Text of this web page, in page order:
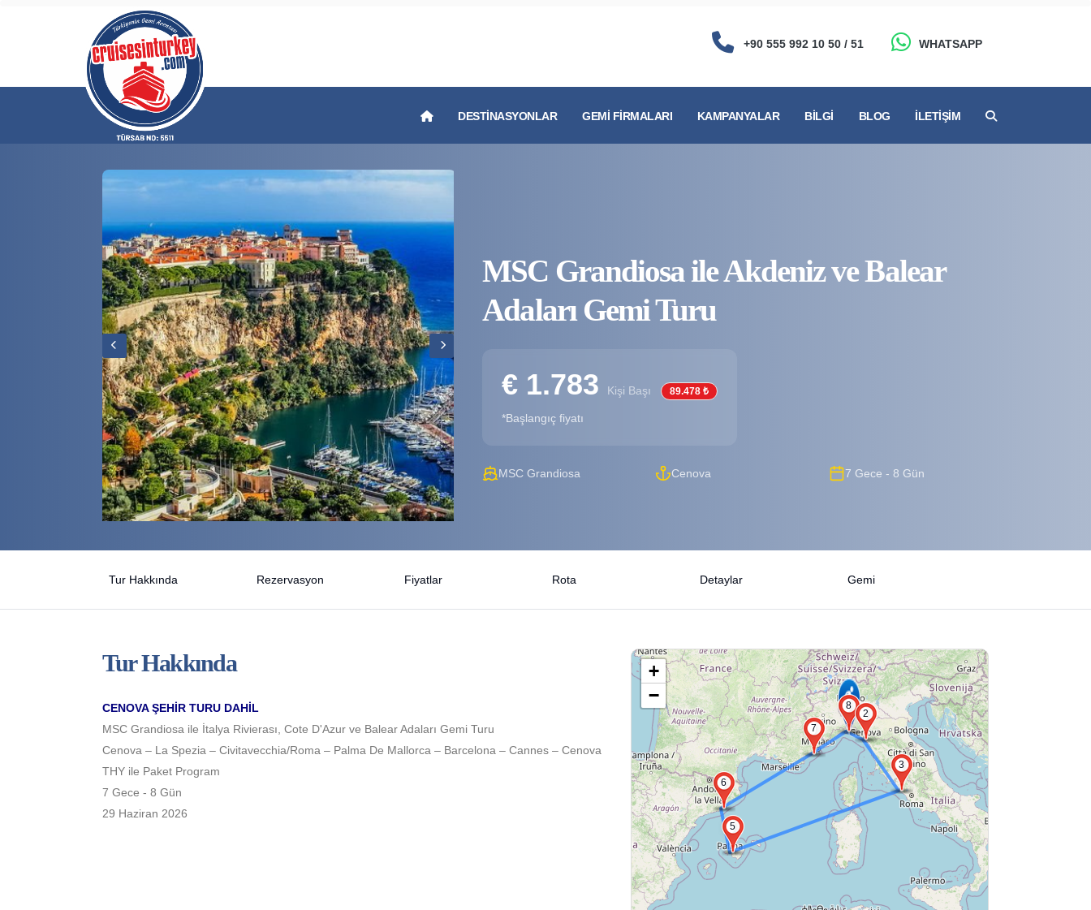
+90 555 992 10 50 / 51 WHATSAPP
DESTINASYONLAR GEMI FIRMALARI KAMPANYALAR BILGI BLOG İLETIŞIM
MSC Grandiosa ile Akdeniz ve Balear
Adaları Gemi Turu
€ 1.783 Kişi Başı 89.478 ₺
*Başlangıç fiyatı
MSC Grandiosa Cenova 7 Gece - 8 Gün
Tur Hakkında Rezervasyon Fiyatlar Rota Detaylar Gemi
Tur Hakkında
CENOVA ŞEHİR TURU DAHİL
MSC Grandiosa ile İtalya Rivierası, Cote D'Azur ve Balear Adaları Gemi Turu
Cenova – La Spezia – Civitavecchia/Roma – Palma De Mallorca – Barcelona – Cannes – Cenova
THY ile Paket Program
7 Gece - 8 Gün
29 Haziran 2026
2
3
5
6
7
8
+
−